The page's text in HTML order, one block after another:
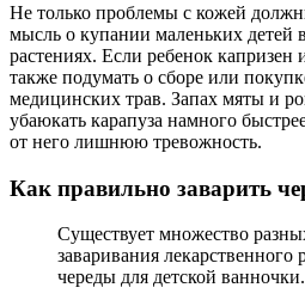
Не только проблемы с кожей
мысль о купании маленьких детей
растениях. Если ребенок
также подумать о сборе или
медицинских трав. Запах мяты и
убаюкать карапуза намного
от него лишнюю тревожность.
Как правильно заварить
Существует множество
заваривания лекарственного
череды для детской ванночки.